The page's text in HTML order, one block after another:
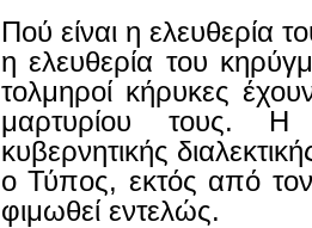
Πού είναι η ελευθερία
η ελευθερία του
τολμηροί κήρυκες
μαρτυρίου τους.
κυβερνητικής
ο Τύπος, εκτός από
φιμωθεί εντελώς.